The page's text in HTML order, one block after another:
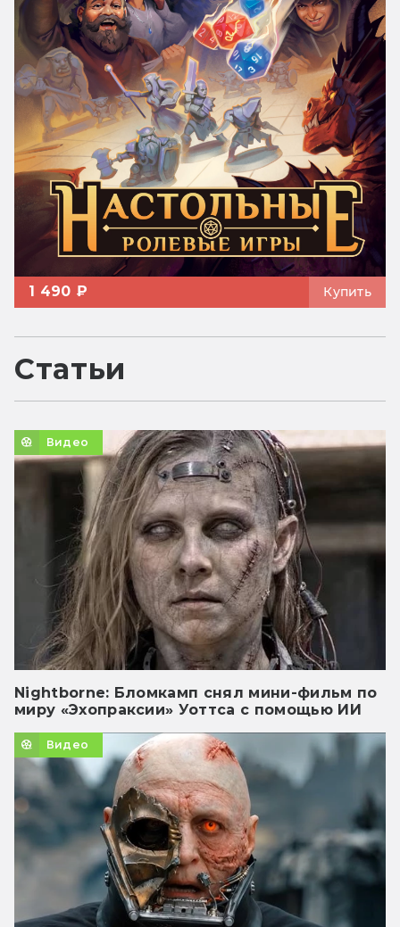
1 490 ₽ Купить
Статьи
Видео
Nightborne: Бломкамп снял мини-фильм по
миру «Эхопраксии» Уоттса с помощью ИИ
Видео